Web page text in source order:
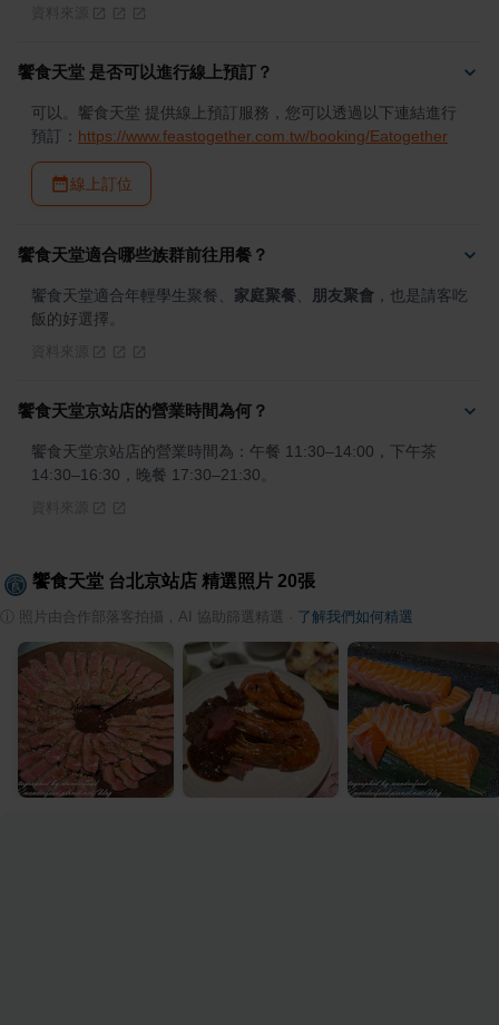
饗食天堂 是否可以進行線上預訂？
可以。饗食天堂 提供線上預訂服務，您可以透過以下連結進行
預訂： https://www.feastogether.com.tw/booking/Eatogether
線上訂位
饗食天堂適合哪些族群前往用餐？
饗食天堂適合年輕學生聚餐、 家庭聚餐 朋友聚會 ，也是請客吃
飯的好選擇。
饗食天堂京站店的營業時間為何？
饗食天堂京站店的營業時間為：午餐 11:30–14:00，下午茶
14:30–16:30，晚餐 17:30–21:30。
饗食天堂 台北京站店 精選照片 20張
照片由合作部落客拍攝，AI 協助篩選精選 了解我們如何精選